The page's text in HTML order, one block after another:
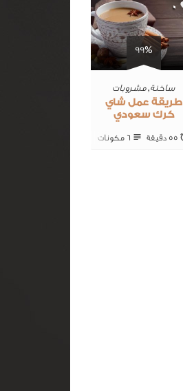
99%
0
ساخنة,مشروبات
طريقة عمل شاي
كرك سعودي
55 ‎دقيقة 6 ‎مكونات